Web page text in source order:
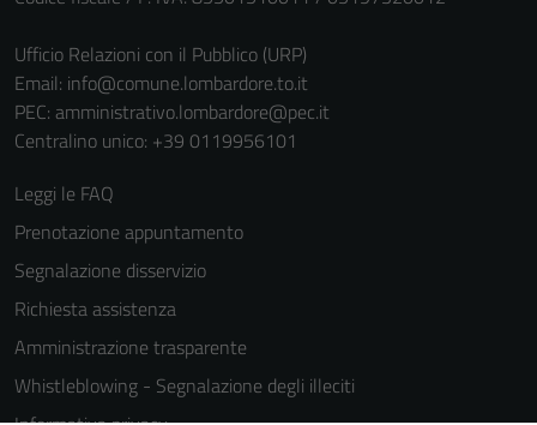
Ufficio Relazioni con il Pubblico (URP)
Email: info@comune.lombardore.to.it
PEC: amministrativo.lombardore@pec.it
Centralino unico: +39 0119956101
Leggi le FAQ
Prenotazione appuntamento
Segnalazione disservizio
Richiesta assistenza
Amministrazione trasparente
Whistleblowing - Segnalazione degli illeciti